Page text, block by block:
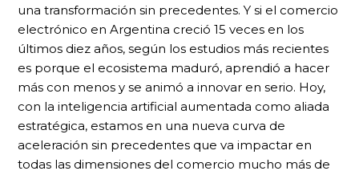
una transformación sin precedentes. Y si el comercio
electrónico en Argentina creció 15 veces en los
últimos diez años, según los estudios más recientes
es porque el ecosistema maduró, aprendió a hacer
más con menos y se animó a innovar en serio. Hoy,
con la inteligencia artificial aumentada como aliada
estratégica, estamos en una nueva curva de
aceleración sin precedentes que va impactar en
todas las dimensiones del comercio mucho más de